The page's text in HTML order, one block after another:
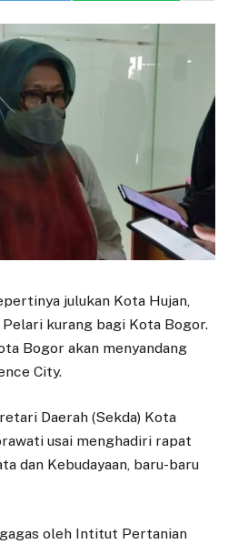
julukan Kota Hujan,
kurang bagi Kota Bogor.
Bogor akan menyandang
City.
Daerah (Sekda) Kota
usai menghadiri rapat
dan Kebudayaan, baru-baru
oleh Intitut Pertanian